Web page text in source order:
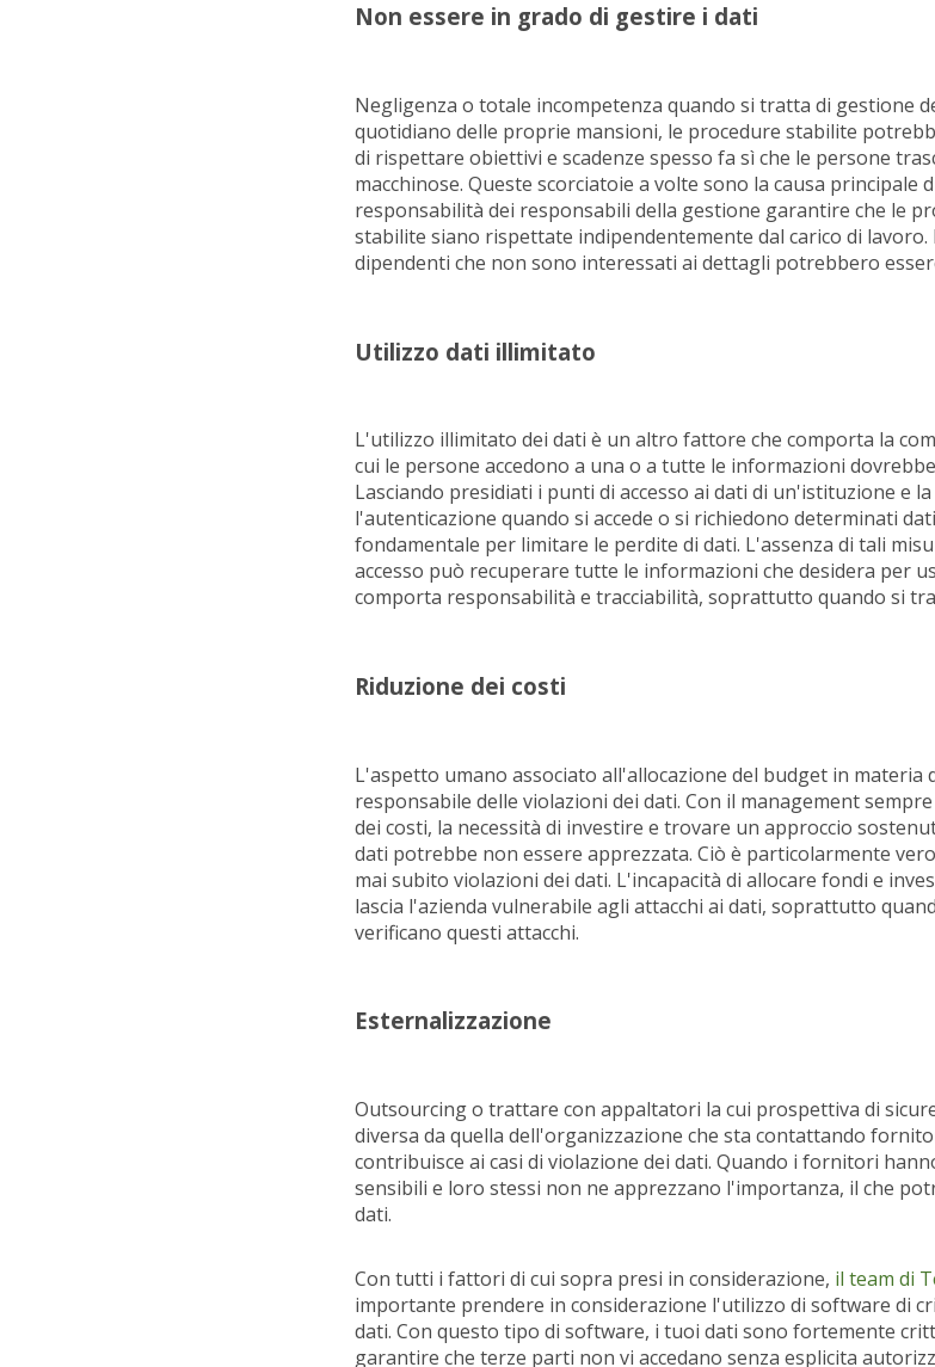
Non essere in grado di gestire i dati
Negligenza o totale incompetenza quando si tratta di gestione
quotidiano delle proprie mansioni, le procedure stabilite
di rispettare obiettivi e scadenze spesso fa sì che le persone
macchinose. Queste scorciatoie a volte sono la causa principale
responsabilità dei responsabili della gestione garantire che le
stabilite siano rispettate indipendentemente dal carico di
dipendenti che non sono interessati ai dettagli potrebbero
Utilizzo dati illimitato
L'utilizzo illimitato dei dati è un altro fattore che comporta la
cui le persone accedono a una o a tutte le informazioni
Lasciando presidiati i punti di accesso ai dati di un'istituzione e
l'autenticazione quando si accede o si richiedono determinati
fondamentale per limitare le perdite di dati. L'assenza di tali
accesso può recuperare tutte le informazioni che desidera per
comporta responsabilità e tracciabilità, soprattutto quando si
Riduzione dei costi
L'aspetto umano associato all'allocazione del budget in materia
responsabile delle violazioni dei dati. Con il management
dei costi, la necessità di investire e trovare un approccio
dati potrebbe non essere apprezzata. Ciò è particolarmente
mai subito violazioni dei dati. L'incapacità di allocare fondi e
lascia l'azienda vulnerabile agli attacchi ai dati, soprattutto
verificano questi attacchi.
Esternalizzazione
Outsourcing o trattare con appaltatori la cui prospettiva di
diversa da quella dell'organizzazione che sta contattando
contribuisce ai casi di violazione dei dati. Quando i fornitori
sensibili e loro stessi non ne apprezzano l'importanza, il che
dati.
Con tutti i fattori di cui sopra presi in considerazione, il team di
importante prendere in considerazione l'utilizzo di software di
dati. Con questo tipo di software, i tuoi dati sono fortemente
garantire che terze parti non vi accedano senza esplicita